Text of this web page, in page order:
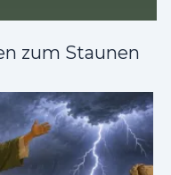
zum Staunen